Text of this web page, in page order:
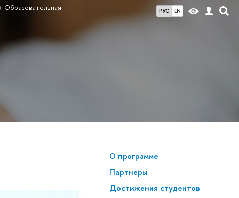
РУС EN
Образовательная
О программе
Партнеры
Достижения студентов